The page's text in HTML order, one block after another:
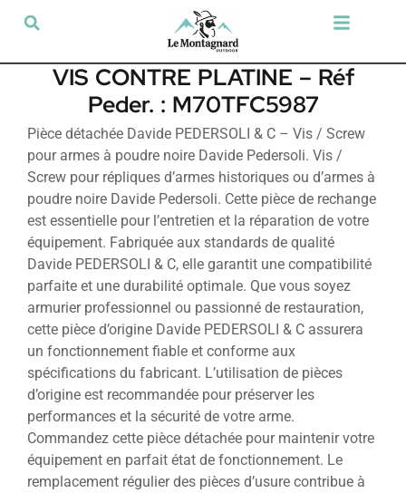
VIS CONTRE PLATINE – Réf
Peder. : M70TFC5987
Pièce détachée Davide PEDERSOLI & C – Vis / Screw
pour armes à poudre noire Davide Pedersoli. Vis /
Screw pour répliques d’armes historiques ou d’armes à
poudre noire Davide Pedersoli. Cette pièce de rechange
est essentielle pour l’entretien et la réparation de votre
équipement. Fabriquée aux standards de qualité
Davide PEDERSOLI & C, elle garantit une compatibilité
parfaite et une durabilité optimale. Que vous soyez
armurier professionnel ou passionné de restauration,
cette pièce d’origine Davide PEDERSOLI & C assurera
un fonctionnement fiable et conforme aux
spécifications du fabricant. L’utilisation de pièces
d’origine est recommandée pour préserver les
performances et la sécurité de votre arme.
Commandez cette pièce détachée pour maintenir votre
équipement en parfait état de fonctionnement. Le
remplacement régulier des pièces d’usure contribue à